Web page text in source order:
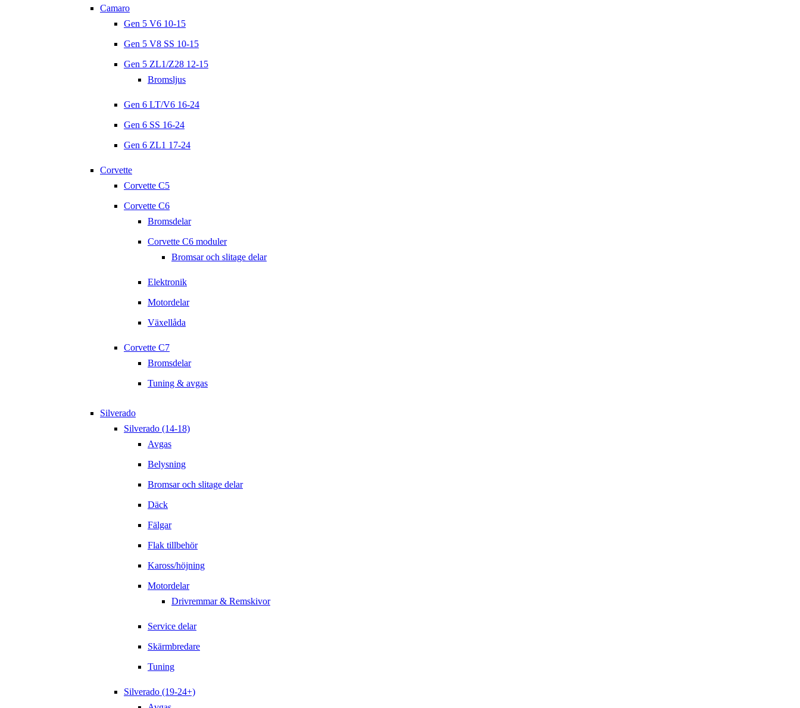
Camaro
Gen 5 V6 10-15
Gen 5 V8 SS 10-15
Gen 5 ZL1/Z28 12-15
Bromsljus
Gen 6 LT/V6 16-24
Gen 6 SS 16-24
Gen 6 ZL1 17-24
Corvette
Corvette C5
Corvette C6
Bromsdelar
Corvette C6 moduler
Bromsar och slitage delar
Elektronik
Motordelar
Växellåda
Corvette C7
Bromsdelar
Tuning & avgas
Silverado
Silverado (14-18)
Avgas
Belysning
Bromsar och slitage delar
Däck
Fälgar
Flak tillbehör
Kaross/höjning
Motordelar
Drivremmar & Remskivor
Service delar
Skärmbredare
Tuning
Silverado (19-24+)